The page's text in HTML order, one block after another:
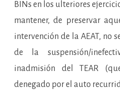
BINs en los ulteriores
mantener, de preservar
intervención de la AEAT, no
de la suspensión/
inadmisión del TEAR
denegado por el auto